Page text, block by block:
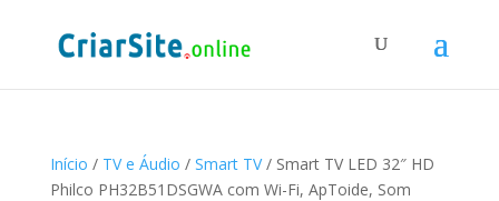
Início / TV e Áudio / Smart TV/ Smart TV LED 32″ HD
Philco PH32B51DSGWA com Wi-Fi, ApToide, Som